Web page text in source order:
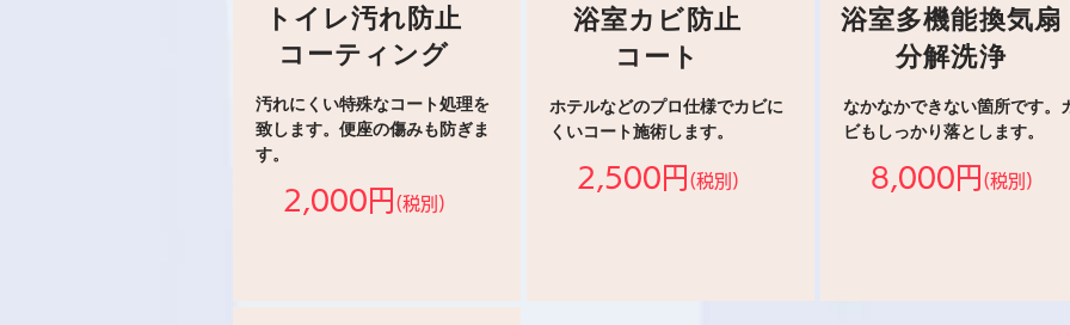
トイレ汚れ防止
コーティング
汚れにくい特殊なコート処理を
致します。便座の傷みも防ぎま
す。
2,000円 (税別)
浴室カビ防止
コート
ホテルなどのプロ仕様でカビに
くいコート施術します。
2,500円 (税別)
浴室多機能換気扇
分解洗浄
なかなかできない箇所です。
ビもしっかり落とします。
8,000円 (税別)